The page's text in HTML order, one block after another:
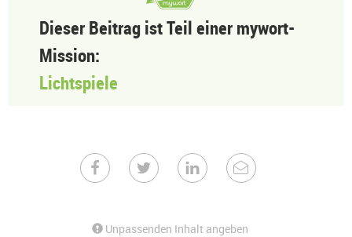
Dieser Beitrag ist Teil einer mywort-
Mission:
Lichtspiele
Unpassenden Inhalt angeben